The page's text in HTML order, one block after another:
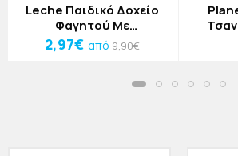
Leche Παιδικό Δοχείο
Φαγητού Με
Δοσομετρητή Μωβ
10x8x16cm
2,97€ από9,90€